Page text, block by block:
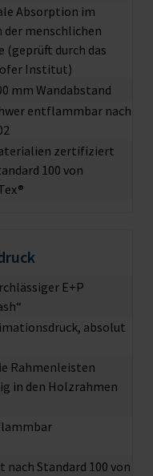
Absorption im
der menschlichen
(geprüft durch das
Institut)
mm Wandabstand
entflammbar nach
zertifiziert
100 von
E+P
absolut
Rahmenleisten
in den Holzrahmen
Standard 100 von